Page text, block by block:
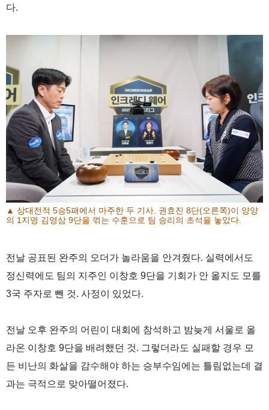
다.
▲ 상대전적 5승5패에서 마주한 두 기사. 권효진 8단(오른쪽)이 양양
의 1지명 김영삼 9단을 꺾는 수훈으로 팀 승리의 초석을 놓았다.
전날 공표된 완주의 오더가 놀라움을 안겨줬다. 실력에서도
정신력에도 팀의 지주인 이창호 9단을 기회가 안 올지도 모를
3국 주자로 뺀 것. 사정이 있었다.
전날 오후 완주의 어린이 대회에 참석하고 밤늦게 서울로 올
라온 이창호 9단을 배려했던 것. 그렇더라도 실패할 경우 모
든 비난의 화살을 감수해야 하는 승부수임에는 틀림없는데 결
과는 극적으로 맞아떨어졌다.